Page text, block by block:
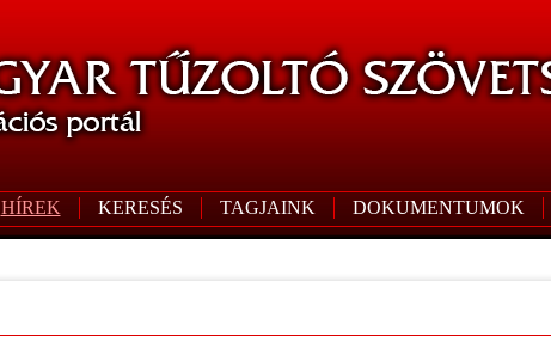
HÍREK KERESÉS TAGJAINK DOKUMENTUMOK